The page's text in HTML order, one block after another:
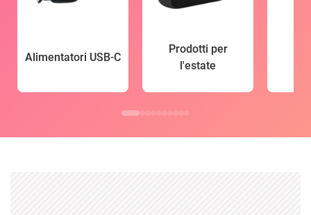
Alimentatori USB-C
Prodotti per
l'estate